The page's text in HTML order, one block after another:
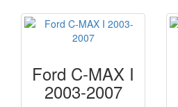
Ford C-MAX I
2003-2007